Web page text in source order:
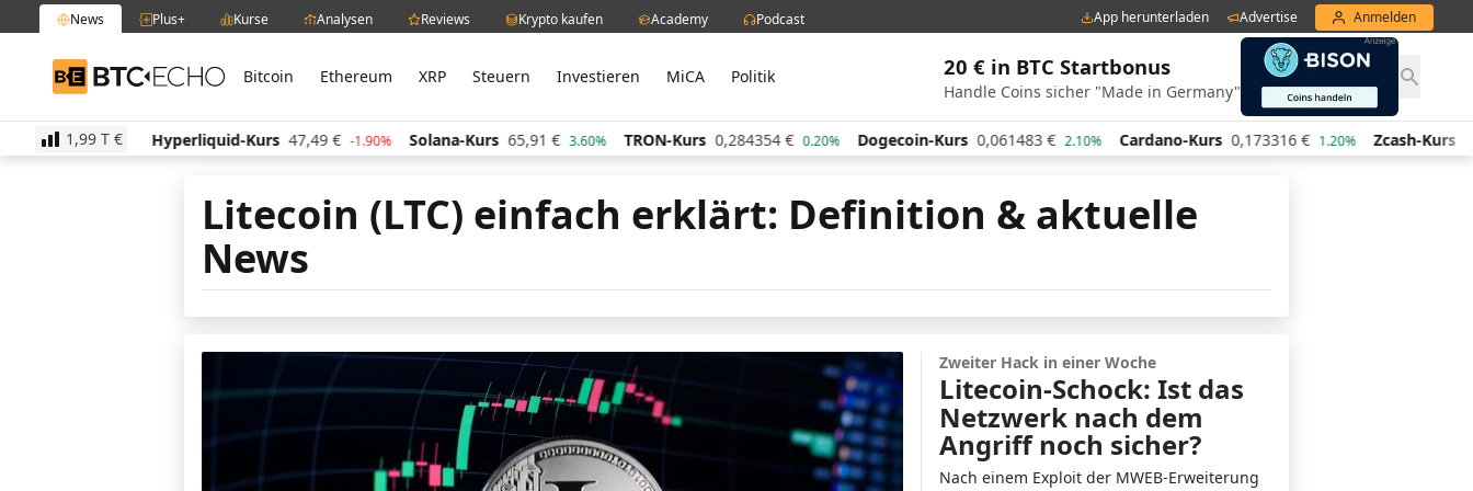
News Plus+ Kurse Analysen Reviews Krypto kaufen Academy Podcast App herunterladen Advertise Anmelden
BTC-ECHO Bitcoin Ethereum XRP Steuern Investieren MiCA Politik 20 € in BTC Startbonus
Handle Coins sicher "Made in Germany"
1,99 T €
Hyperliquid-Kurs 47,49 € -1.90% Solana-Kurs 65,91 € 3.60% TRON-Kurs 0,284354 € 0.20% Dogecoin-Kurs 0,061483 € 2.10% Cardano-Kurs 0,173316 € 1.20% Zcash-Kurs 438,44 € -
Litecoin (LTC) einfach erklärt: Definition & aktuelle
News
Zweiter Hack in einer Woche
Litecoin-Schock: Ist das
Netzwerk nach dem
Angriff noch sicher?
Nach einem Exploit der MWEB-Erweiterung